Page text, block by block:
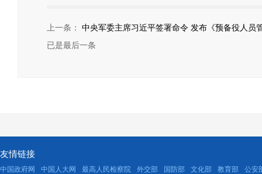
上一条： 中央军委主席习近平签署命令 发布《预备役人员
已是最后一条
友情链接
中国政府网 中国人大网 最高人民检察院 外交部 国防部 文化部 教育部 公安